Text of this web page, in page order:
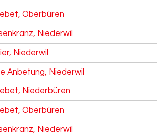
Oberbüren
Niederwil
Niederwil
Anbetung, Niederwil
Niederbüren
Oberbüren
Niederwil